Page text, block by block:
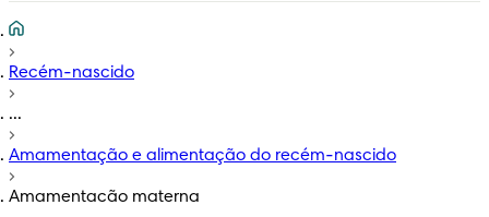
Recém-nascido
...
Amamentação e alimentação do recém-nascido
Amamentacão materna